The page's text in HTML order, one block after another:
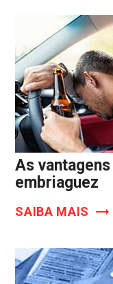
As
embriaguez
SAIBA MAIS